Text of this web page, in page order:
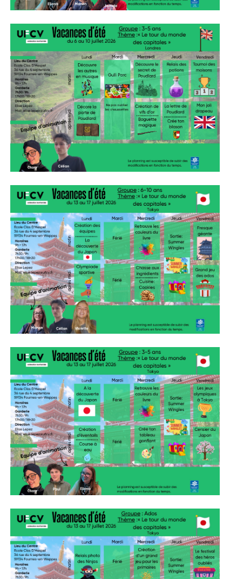
» Métropole Européenne de Lille
VIE PRATIQUE
» Actualités
» Agenda
» Aide à la famille
» Commerces et artisans
» Démarches administratives
» Encombrants et déchets
» Gîtes - Chambres d'hôtes
» Numéros utiles
» Santé
» Transport
» Médiathèque
JEUNESSE
» Centre de Loisirs
» Ecoles
» Ecole publique du Clos d’Hespel
» APE de l'Ecole du Clos
» Ecole privée Jeanne d’Arc
» APEL de l'Ecole Jeanne d'Arc
» Maison des jeunes
» Mode de garde
ASSOCIATIONS
» Culture et loisirs
» Cercle d’Echecs
» La clé des chants
» Jpeuxpasjaichorale
» WAP - Weppes Arts Plastiques